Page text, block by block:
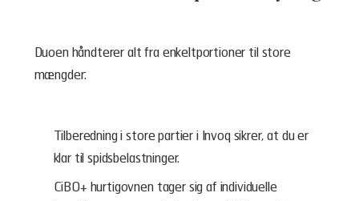
Duoen håndterer alt fra enkeltportioner til store
mængder:
Tilberedning i store partier i Invoq sikrer, at du er
klar til spidsbelastninger.
CiBO+ hurtigovnen tager sig af individuelle